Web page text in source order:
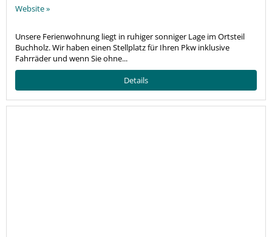
Website »
Unsere Ferienwohnung liegt in ruhiger sonniger Lage im Ortsteil
Buchholz. Wir haben einen Stellplatz für Ihren Pkw inklusive
Fahrräder und wenn Sie ohne...
Details